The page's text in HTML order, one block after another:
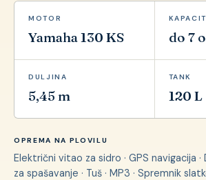
MOTOR
Yamaha 130 KS do 7
DULJINA
5,45 m
TANK
120 L
OPREMA NA PLOVILU
Električni vitao za sidro · GPS navigacija ·
za spašavanje · Tuš · MP3 · Spremnik